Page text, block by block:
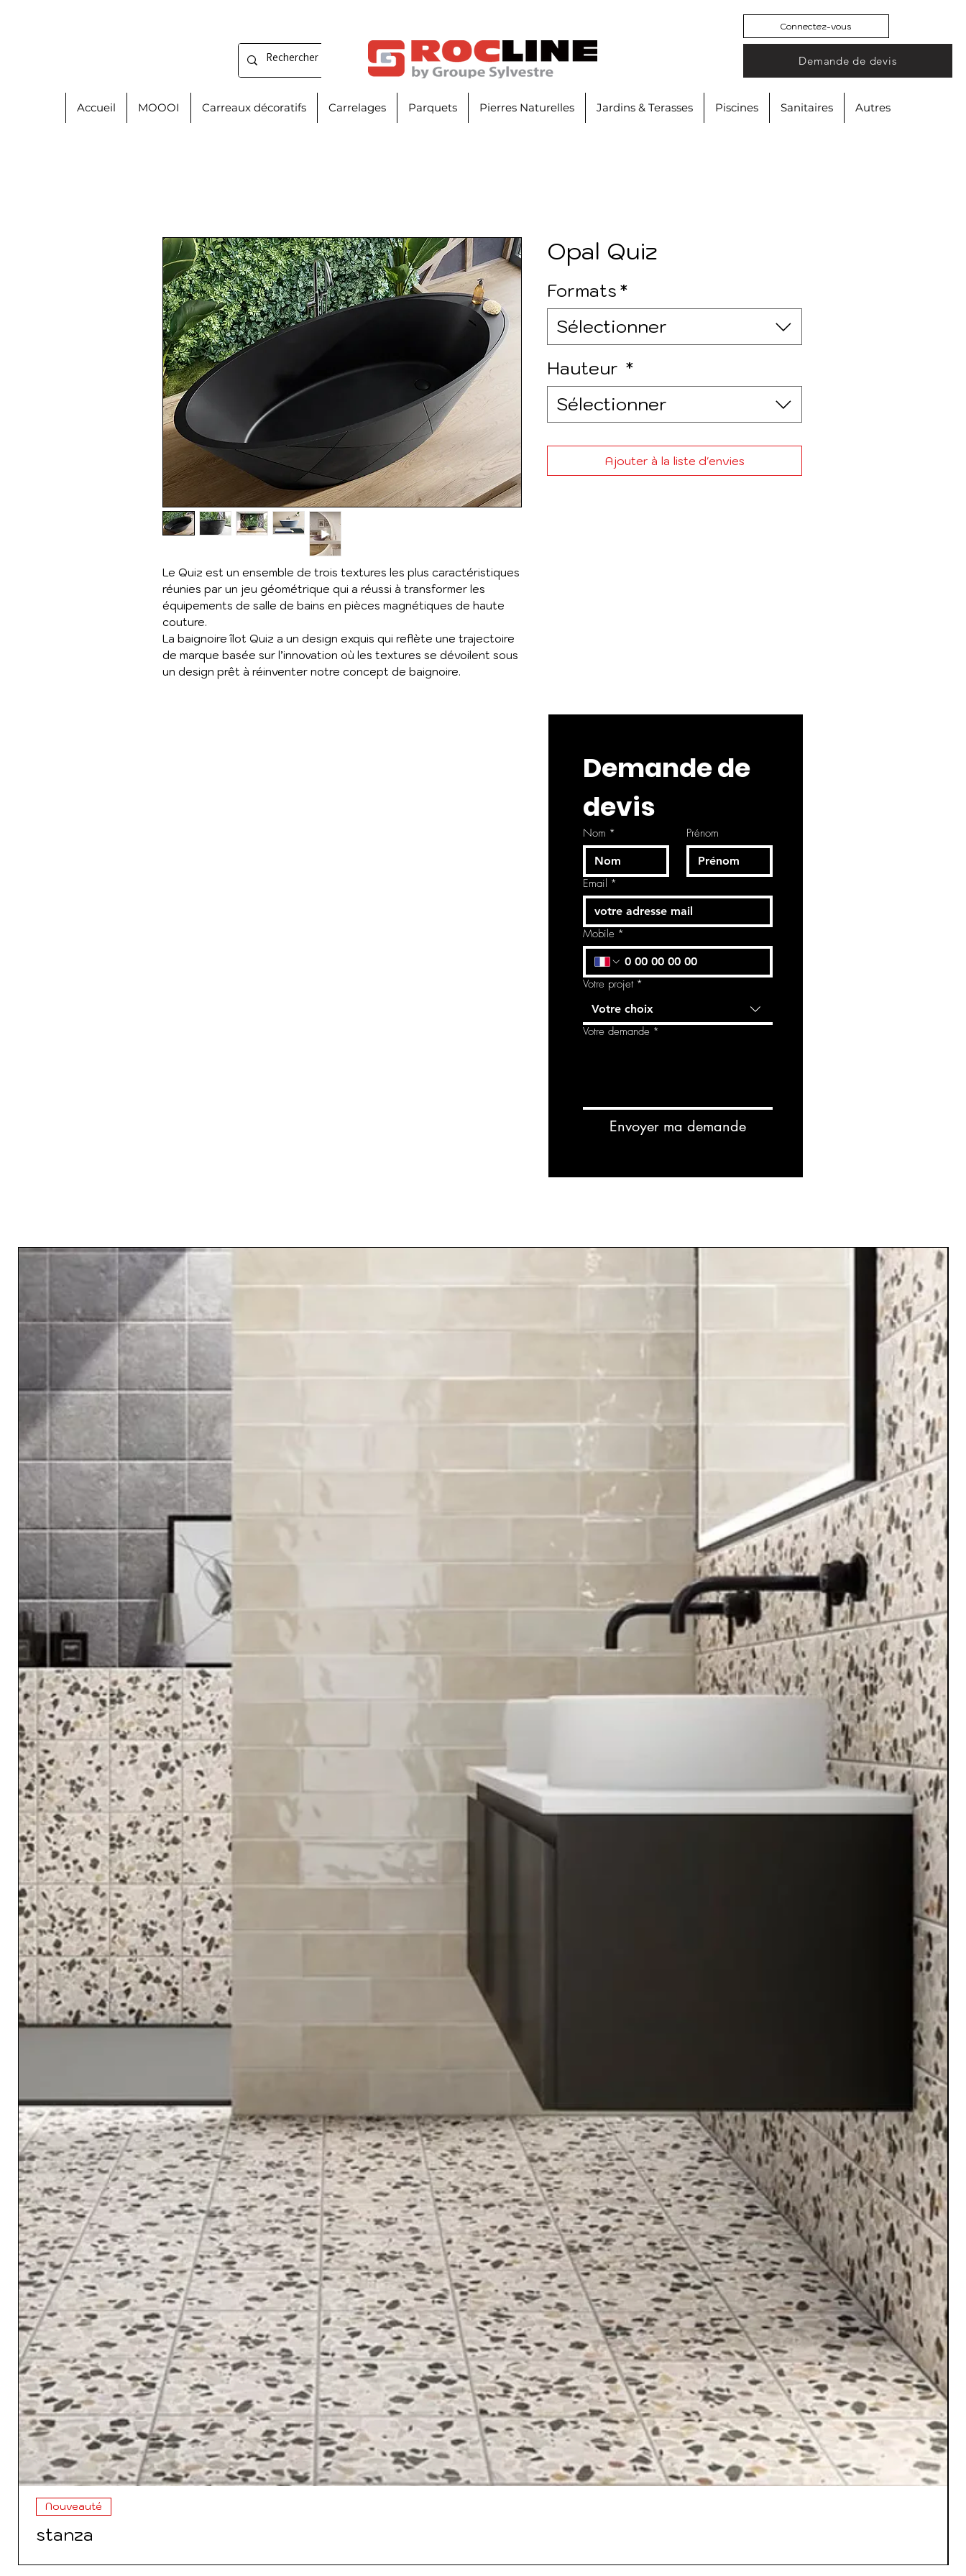
Connectez-vous
Demande de devis
Accueil MOOOI Carreaux décoratifs Carrelages Parquets Pierres Naturelles Jardins & Terasses Piscines Sanitaires Autres
Le Quiz est un ensemble de trois textures les plus caractéristiques
réunies par un jeu géométrique qui a réussi à transformer les
équipements de salle de bains en pièces magnétiques de haute
couture.
La baignoire îlot Quiz a un design exquis qui reflète une trajectoire
de marque basée sur l’innovation où les textures se dévoilent sous
un design prêt à réinventer notre concept de baignoire.
Opal Quiz
Formats*
Sélectionner
Hauteur *
Sélectionner
Ajouter à la liste d'envies
Demande de
devis
Nom * Prénom
Email *
Mobile *
Votre projet *
Votre choix
Votre demande *
Envoyer ma demande
Nouveauté
stanza